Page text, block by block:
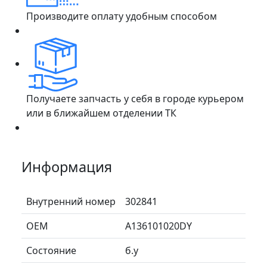
Производите оплату удобным способом
Получаете запчасть у себя в городе курьером
или в ближайшем отделении ТК
Информация
Внутренний номер
302841
ОЕМ
A136101020DY
Состояние
б.у